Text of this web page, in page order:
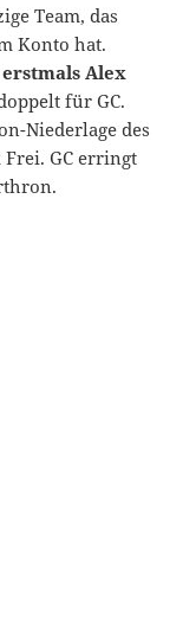
Team, das
Konto hat.
Alex
für GC.
Niederlage des
GC erringt